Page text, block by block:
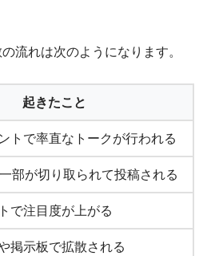
流れは次のようになります。
起きたこと
トで率直なトークが行われる
部が切り取られて投稿される
で注目度が上がる
掲示板で拡散される